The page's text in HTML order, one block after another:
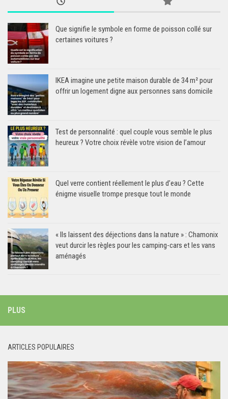
Que signifie le symbole en forme de poisson collé sur
certaines voitures ?
IKEA imagine une petite maison durable de 34 m² pour
offrir un logement digne aux personnes sans domicile
Test de personnalité : quel couple vous semble le plus
heureux ? Votre choix révèle votre vision de l’amour
Quel verre contient réellement le plus d’eau ? Cette
énigme visuelle trompe presque tout le monde
« Ils laissent des déjections dans la nature » : Chamonix
veut durcir les règles pour les camping-cars et les vans
aménagés
PLUS
ARTICLES POPULAIRES